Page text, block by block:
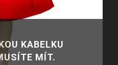
KABELKU
MÍT.